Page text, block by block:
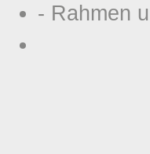
- Rahmen